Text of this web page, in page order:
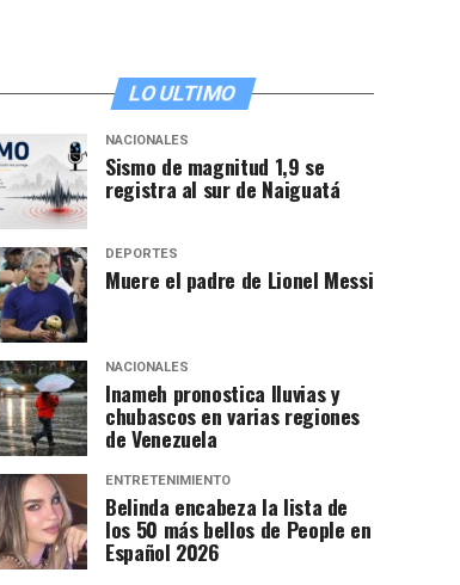
LO ULTIMO
NACIONALES
Sismo de magnitud 1,9 se
registra al sur de Naiguatá
DEPORTES
Muere el padre de Lionel Messi
NACIONALES
Inameh pronostica lluvias y
chubascos en varias regiones
de Venezuela
ENTRETENIMIENTO
Belinda encabeza la lista de
los 50 más bellos de People en
Español 2026